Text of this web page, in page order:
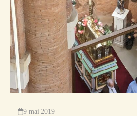
9 mai 2019